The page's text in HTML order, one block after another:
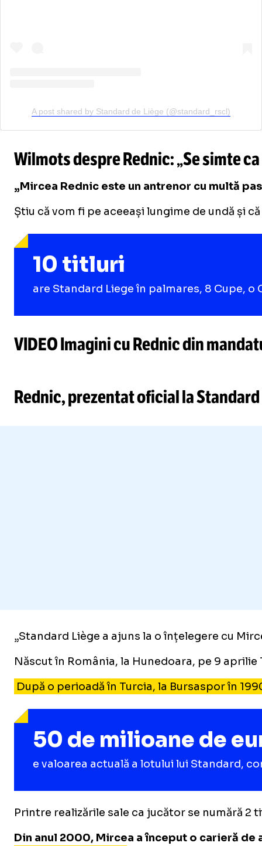
A post shared by Standard de Liège (@standard_rscl)
Wilmots despre Rednic: „Se simte ca
„Mircea Rednic este un antrenor cu multă
Știu că vom fi pe aceeași lungime de undă și
10 titluri
are Standard Liege în palmares, 8 Cupe, o
VIDEO Imagini cu Rednic din
Rednic, prezentat oficial la
„Standard Liège a ajuns la o înțelegere cu
Născut în România, la Hunedoara, pe 9
După o perioadă în Turcia, la Bursaspor în
50 de milioane de
e valoarea actuală a lotului lui Standard,
Printre realizările sale ca jucător se numără 2
Din anul 2000, Mircea a început o carieră